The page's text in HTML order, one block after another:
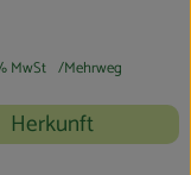
MwSt Mehrweg
Herkunft